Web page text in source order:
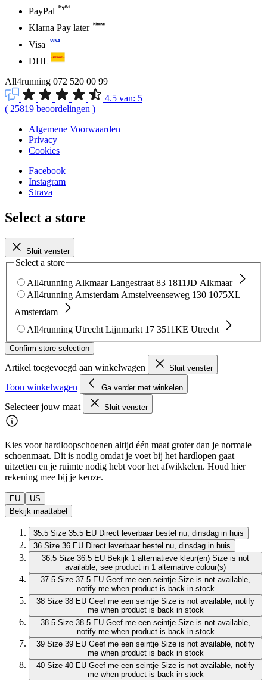
PayPal
Klarna Pay later
Visa
DHL
All4running 072 520 00 99
4.5 van: 5
( 25819 beoordelingen )
Algemene Voorwaarden
Privacy
Cookies
Facebook
Instagram
Strava
Select a store
Sluit venster
Select a store
All4running Alkmaar Langestraat 83 1811JD Alkmaar
All4running Amsterdam Amstelveenseweg 130 1075XL
Amsterdam
All4running Utrecht Lijnmarkt 17 3511KE Utrecht
Confirm store selection
Artikel toegevoegd aan winkelwagen Sluit venster
Toon winkelwagen Ga verder met winkelen
Selecteer jouw maat Sluit venster
Kies voor hardloopschoenen altijd één maat groter dan je normale
schoenmaat. Dit is nodig omdat je voet bij het hardlopen gaat
uitzetten en je ruimte nodig hebt voor het afwikkelen. Houd hier
rekening mee bij je keuze.
EU
US
Bekijk maattabel
35.5 Size 35.5 EU Direct leverbaar bestel nu, dinsdag in huis
36 Size 36 EU Direct leverbaar bestel nu, dinsdag in huis
36.5 Size 36.5 EU Bekijk 1 alternatieve kleur(en) Size is not
available, see product in 1 alternative colour(s)
37.5 Size 37.5 EU Geef me een seintje Size is not available,
notify me when product is back in stock
38 Size 38 EU Geef me een seintje Size is not available, notify
me when product is back in stock
38.5 Size 38.5 EU Geef me een seintje Size is not available,
notify me when product is back in stock
39 Size 39 EU Geef me een seintje Size is not available, notify
me when product is back in stock
40 Size 40 EU Geef me een seintje Size is not available, notify
me when product is back in stock